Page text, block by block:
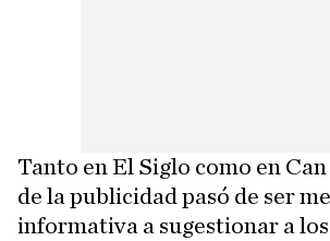
Tanto en El Siglo como en
de la publicidad pasó de ser
informativa a sugestionar a los